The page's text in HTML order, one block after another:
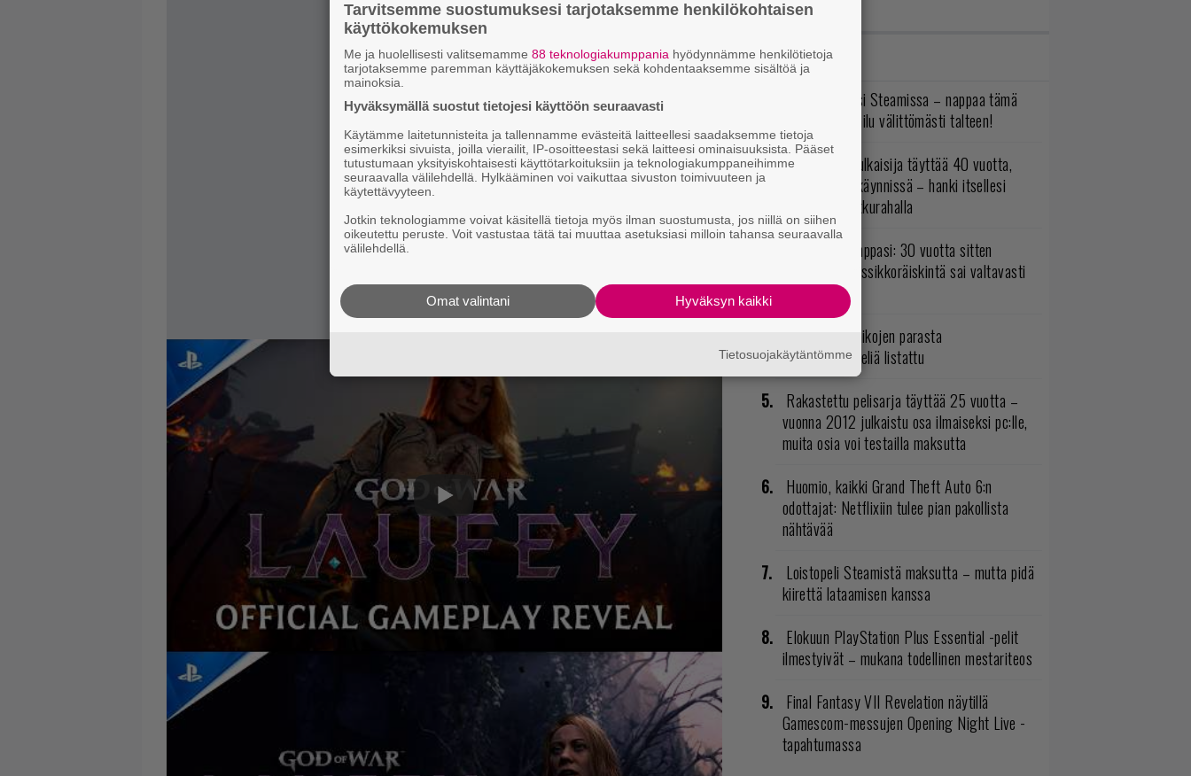
LUETUIMMAT JUTUT
Nyt ilmaiseksi Steamissa – nappaa tämä
avaruusseikkailu välittömästi talteen!
Rakastettu julkaisija täyttää 40 vuotta,
valtavat alet käynnissä – hanki itsellesi
klassikoita pikkurahalla
No johan pomppasi: 30 vuotta sitten
ilmestynyt klassikkoräiskintä sai valtavasti
lisää sisältöä
25 kaikkien aikojen parasta
supersankaripeliä listattu
Rakastettu pelisarja täyttää 25 vuotta –
vuonna 2012 julkaistu osa ilmaiseksi pc:lle,
muita osia voi testailla maksutta
Huomio, kaikki Grand Theft Auto 6:n
odottajat: Netflixiin tulee pian pakollista
nähtävää
Loistopeli Steamistä maksutta – mutta pidä
kiirettä lataamisen kanssa
Elokuun PlayStation Plus Essential -pelit
ilmestyivät – mukana todellinen mestariteos
Final Fantasy VII Revelation näytillä
Gamescom-messujen Opening Night Live -
tapahtumassa
Tarvitsemme suostumuksesi tarjotaksemme henkilökohtaisen
käyttökokemuksen
Me ja huolellisesti valitsemamme 88 teknologiakumppania hyödynnämme henkilötietoja
tarjotaksemme paremman käyttäjäkokemuksen sekä kohdentaaksemme sisältöä ja
mainoksia.
Hyväksymällä suostut tietojesi käyttöön seuraavasti
Käytämme laitetunnisteita ja tallennamme evästeitä laitteellesi saadaksemme tietoja
esimerkiksi sivuista, joilla vierailit, IP-osoitteestasi sekä laitteesi ominaisuuksista. Pääset
tutustumaan yksityiskohtaisesti käyttötarkoituksiin ja teknologiakumppaneihimme
seuraavalla välilehdellä. Hylkääminen voi vaikuttaa sivuston toimivuuteen ja
käytettävyyteen.
Jotkin teknologiamme voivat käsitellä tietoja myös ilman suostumusta, jos niillä on siihen
oikeutettu peruste. Voit vastustaa tätä tai muuttaa asetuksiasi milloin tahansa seuraavalla
välilehdellä.
Hyväksyn kaikki
Omat valintani
Tietosuojakäytäntömme